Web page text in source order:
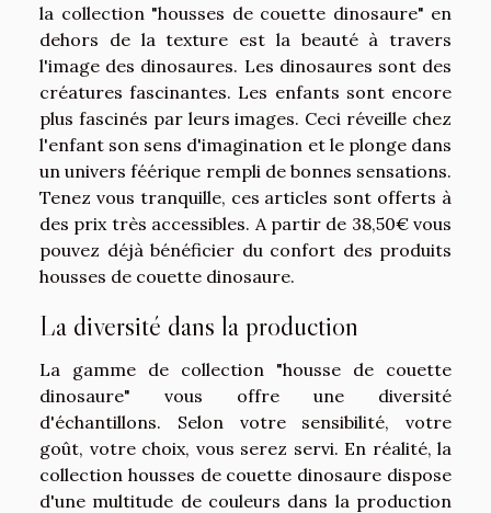
la collection "housses de couette dinosaure" en
dehors de la texture est la beauté à travers
l'image des dinosaures. Les dinosaures sont des
créatures fascinantes. Les enfants sont encore
plus fascinés par leurs images. Ceci réveille chez
l'enfant son sens d'imagination et le plonge dans
un univers féérique rempli de bonnes sensations.
Tenez vous tranquille, ces articles sont offerts à
des prix très accessibles. A partir de 38,50€ vous
pouvez déjà bénéficier du confort des produits
housses de couette dinosaure.
La diversité dans la production
La gamme de collection "housse de couette
dinosaure" vous offre une diversité
d'échantillons. Selon votre sensibilité, votre
goût, votre choix, vous serez servi. En réalité, la
collection housses de couette dinosaure dispose
d'une multitude de couleurs dans la production